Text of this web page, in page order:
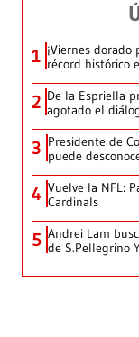
1 ¡Viernes
récord histórico
2 De la Espriella
agotado el
3 Presidente de
puede
4 Vuelve la NFL:
Cardinals
5 Andrei Lam
de S.Pellegrino